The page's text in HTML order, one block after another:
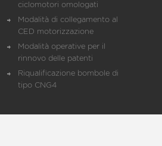
ciclomotori omologati
Modalità di collegamento al
CED motorizzazione
Modalità operative per il
rinnovo delle patenti
Riqualificazione bombole di
tipo CNG4